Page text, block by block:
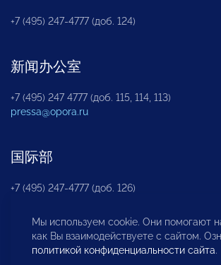
+7 (495) 247-4777 (доб. 124)
新闻办公室
+7 (495) 247 4777 (доб. 115, 114, 113)
pressa@opora.ru
国际部
+7 (495) 247-4777 (доб. 126)
商投权益保护部
Мы используем cookie. Они помогают
как Вы взаимодействуете с сайтом.
политикой конфиденциальности сайта.